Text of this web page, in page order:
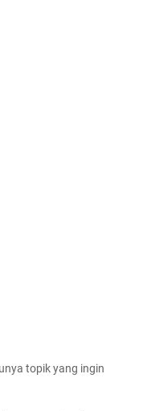
topik yang ingin